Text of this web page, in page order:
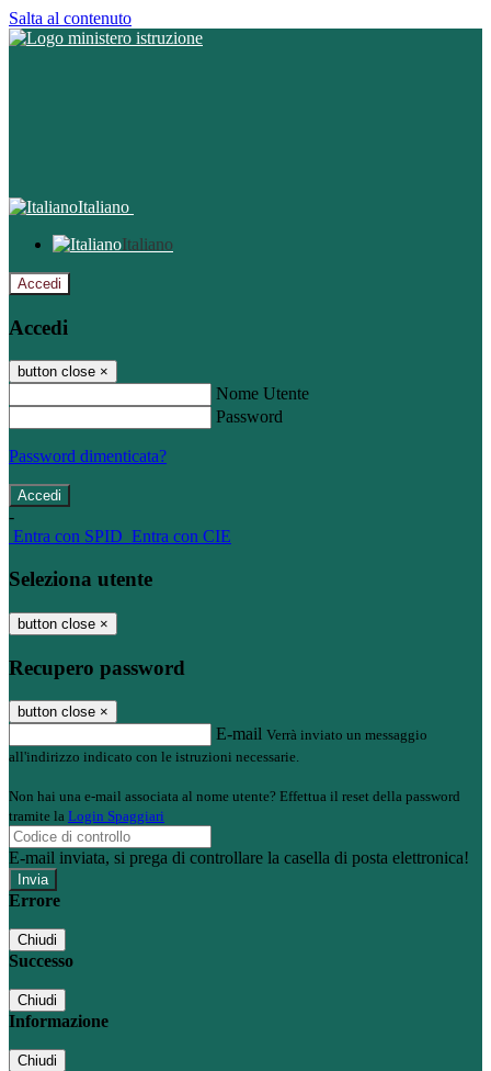
Salta al contenuto
Italiano
Italiano
Accedi
Accedi
button close ×
Nome Utente
Password
Password dimenticata?
-
Entra con SPID Entra con CIE
Seleziona utente
button close ×
Recupero password
button close ×
E-mail Verrà inviato un messaggio
all'indirizzo indicato con le istruzioni necessarie.
Non hai una e-mail associata al nome utente? Effettua il reset della password
tramite la Login Spaggiari
E-mail inviata, si prega di controllare la casella di posta elettronica!
Errore
Chiudi
Successo
Chiudi
Informazione
Chiudi